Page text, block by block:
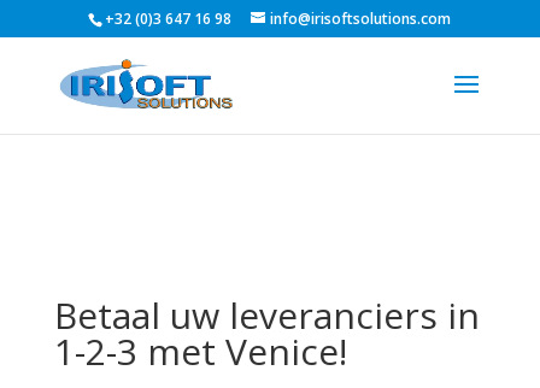
+32 (0)3 647 16 98 info@irisoftsolutions.com
Betaal uw leveranciers in
1-2-3 met Venice!